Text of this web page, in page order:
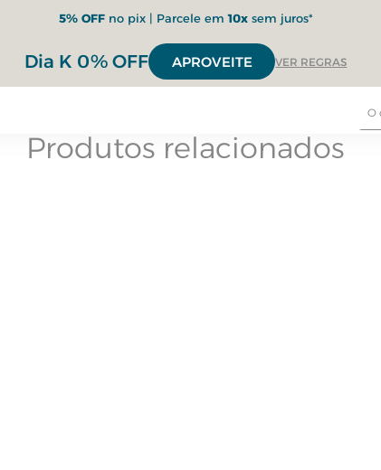
5% OFFno pix | Parcele em10xsem juros*
Dia K 0% OFF APROVEITE VER REGRAS
Produtos relacionados